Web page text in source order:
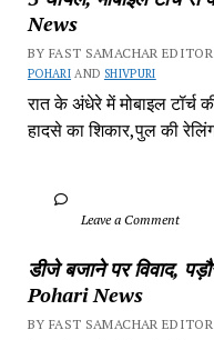
News
BY FAST SAMACHAR
POHARI AND SHIVPURI
रात के अंधेरे में मोबाइल टॉर्च
हादसे का शिकार,पुल की
		Leave a Comment
डीजे बजाने पर विवाद,
Pohari News
BY FAST SAMACHAR